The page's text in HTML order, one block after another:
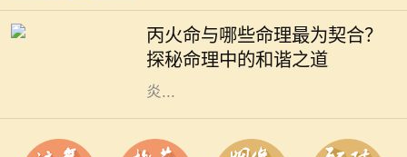
丙火命与哪些命理最为契合？
探秘命理中的和谐之道
理论是理解人与人之间关系的重要基
础。其中，丙火命的人，因其性格热
情、光明积极而备受瞩目。他们如同
炎...